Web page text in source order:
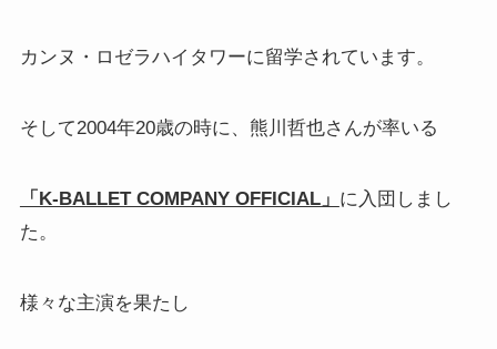
カンヌ・ロゼラハイタワーに留学されています。
そして2004年20歳の時に、熊川哲也さんが率いる
「K-BALLET COMPANY OFFICIAL」 に入団しまし
た。
様々な主演を果たし